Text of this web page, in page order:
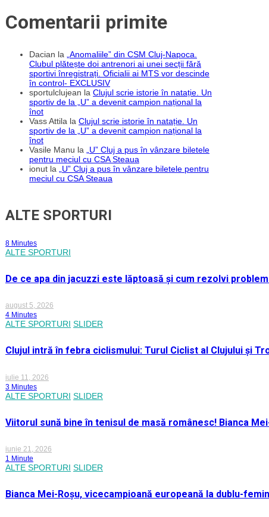
Comentarii primite
Dacian la
„Anomaliile” din CSM Cluj-Napoca.
Clubul plătește doi antrenori ai unei secții fără
sportivi înregistrați. Oficialii ai MTS vor descinde
în control- EXCLUSIV
sportulclujean la Clujul scrie istorie în natație. Un
sportiv de la „U” a devenit campion național la
înot
Vass Attila la Clujul scrie istorie în natație. Un
sportiv de la „U” a devenit campion național la
înot
Vasile Manu la
„U” Cluj a pus în vânzare biletele
pentru meciul cu CSA Steaua
ionut la
„U” Cluj a pus în vânzare biletele pentru
meciul cu CSA Steaua
ALTE SPORTURI
8 Minutes
ALTE SPORTURI
De ce apa din jacuzzi este lăptoasă și cum rezolvi
august 5, 2026
4 Minutes
ALTE SPORTURI SLIDER
Clujul intră în febra ciclismului: Turul Ciclist al Clujului și
iulie 11, 2026
3 Minutes
ALTE SPORTURI SLIDER
Viitorul sună bine în tenisul de masă românesc! Bianca
iunie 21, 2026
1 Minute
ALTE SPORTURI SLIDER
Bianca Mei-Roșu, vicecampioană europeană la dublu-